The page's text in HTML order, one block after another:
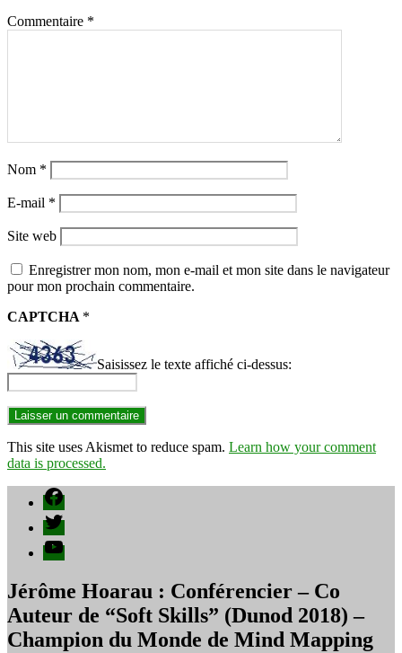
Commentaire *
Nom *
E-mail *
Site web
Enregistrer mon nom, mon e-mail et mon site dans le navigateur
pour mon prochain commentaire.
CAPTCHA *
Saisissez le texte affiché ci-dessus:
This site uses Akismet to reduce spam. Learn how your comment
data is processed.
Facebook
Twitter
YouTube
Jérôme Hoarau : Conférencier – Co
Auteur de “Soft Skills” (Dunod 2018) –
Champion du Monde de Mind Mapping